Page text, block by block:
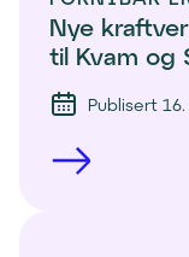
Nye
til Kvam og
Publisert